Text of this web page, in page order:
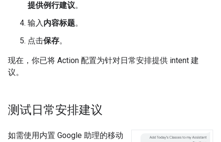
提供例行建议。
输入内容标题。
点击保存。
现在，你已将 Action 配置为针对日常安排提供 intent 建
议。
测试日常安排建议
如需使用内置 Google 助理的移动